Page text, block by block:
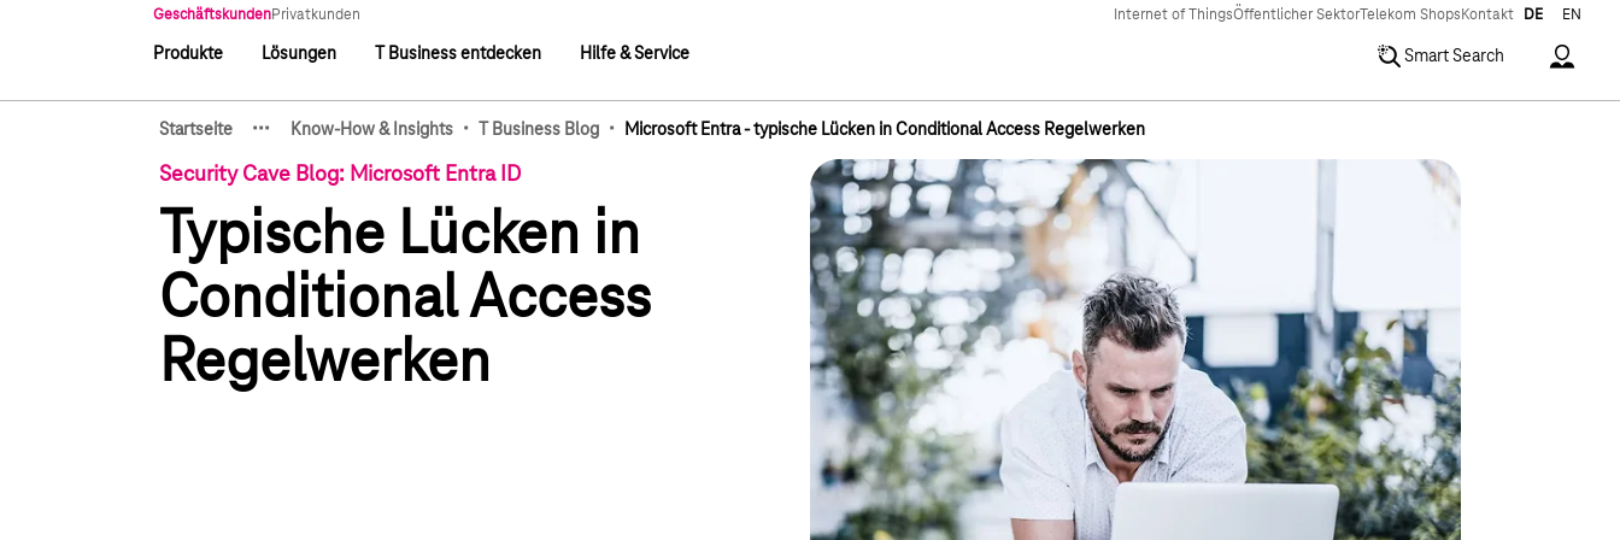
GeschäftskundenPrivatkunden
Hauptnavigation
Produkte Lösungen T Business entdecken Hilfe & Service
Internet of ThingsÖffentlicher SektorTelekom Shops Kontakt DE EN
Smart Search
Startseite
Zeige verborgene Breadcrumb-Elemente
··· Know-How & Insights · T Business Blog · Microsoft Entra - typische Lücken in Conditional Access Regelwerken
Security Cave Blog: Microsoft Entra ID
Typische Lücken in
Conditional Access
Regelwerken